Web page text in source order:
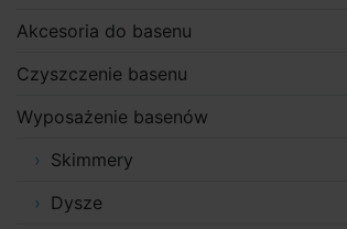
Akcesoria do basenu
Czyszczenie basenu
Wyposażenie basenów
Skimmery
Dysze